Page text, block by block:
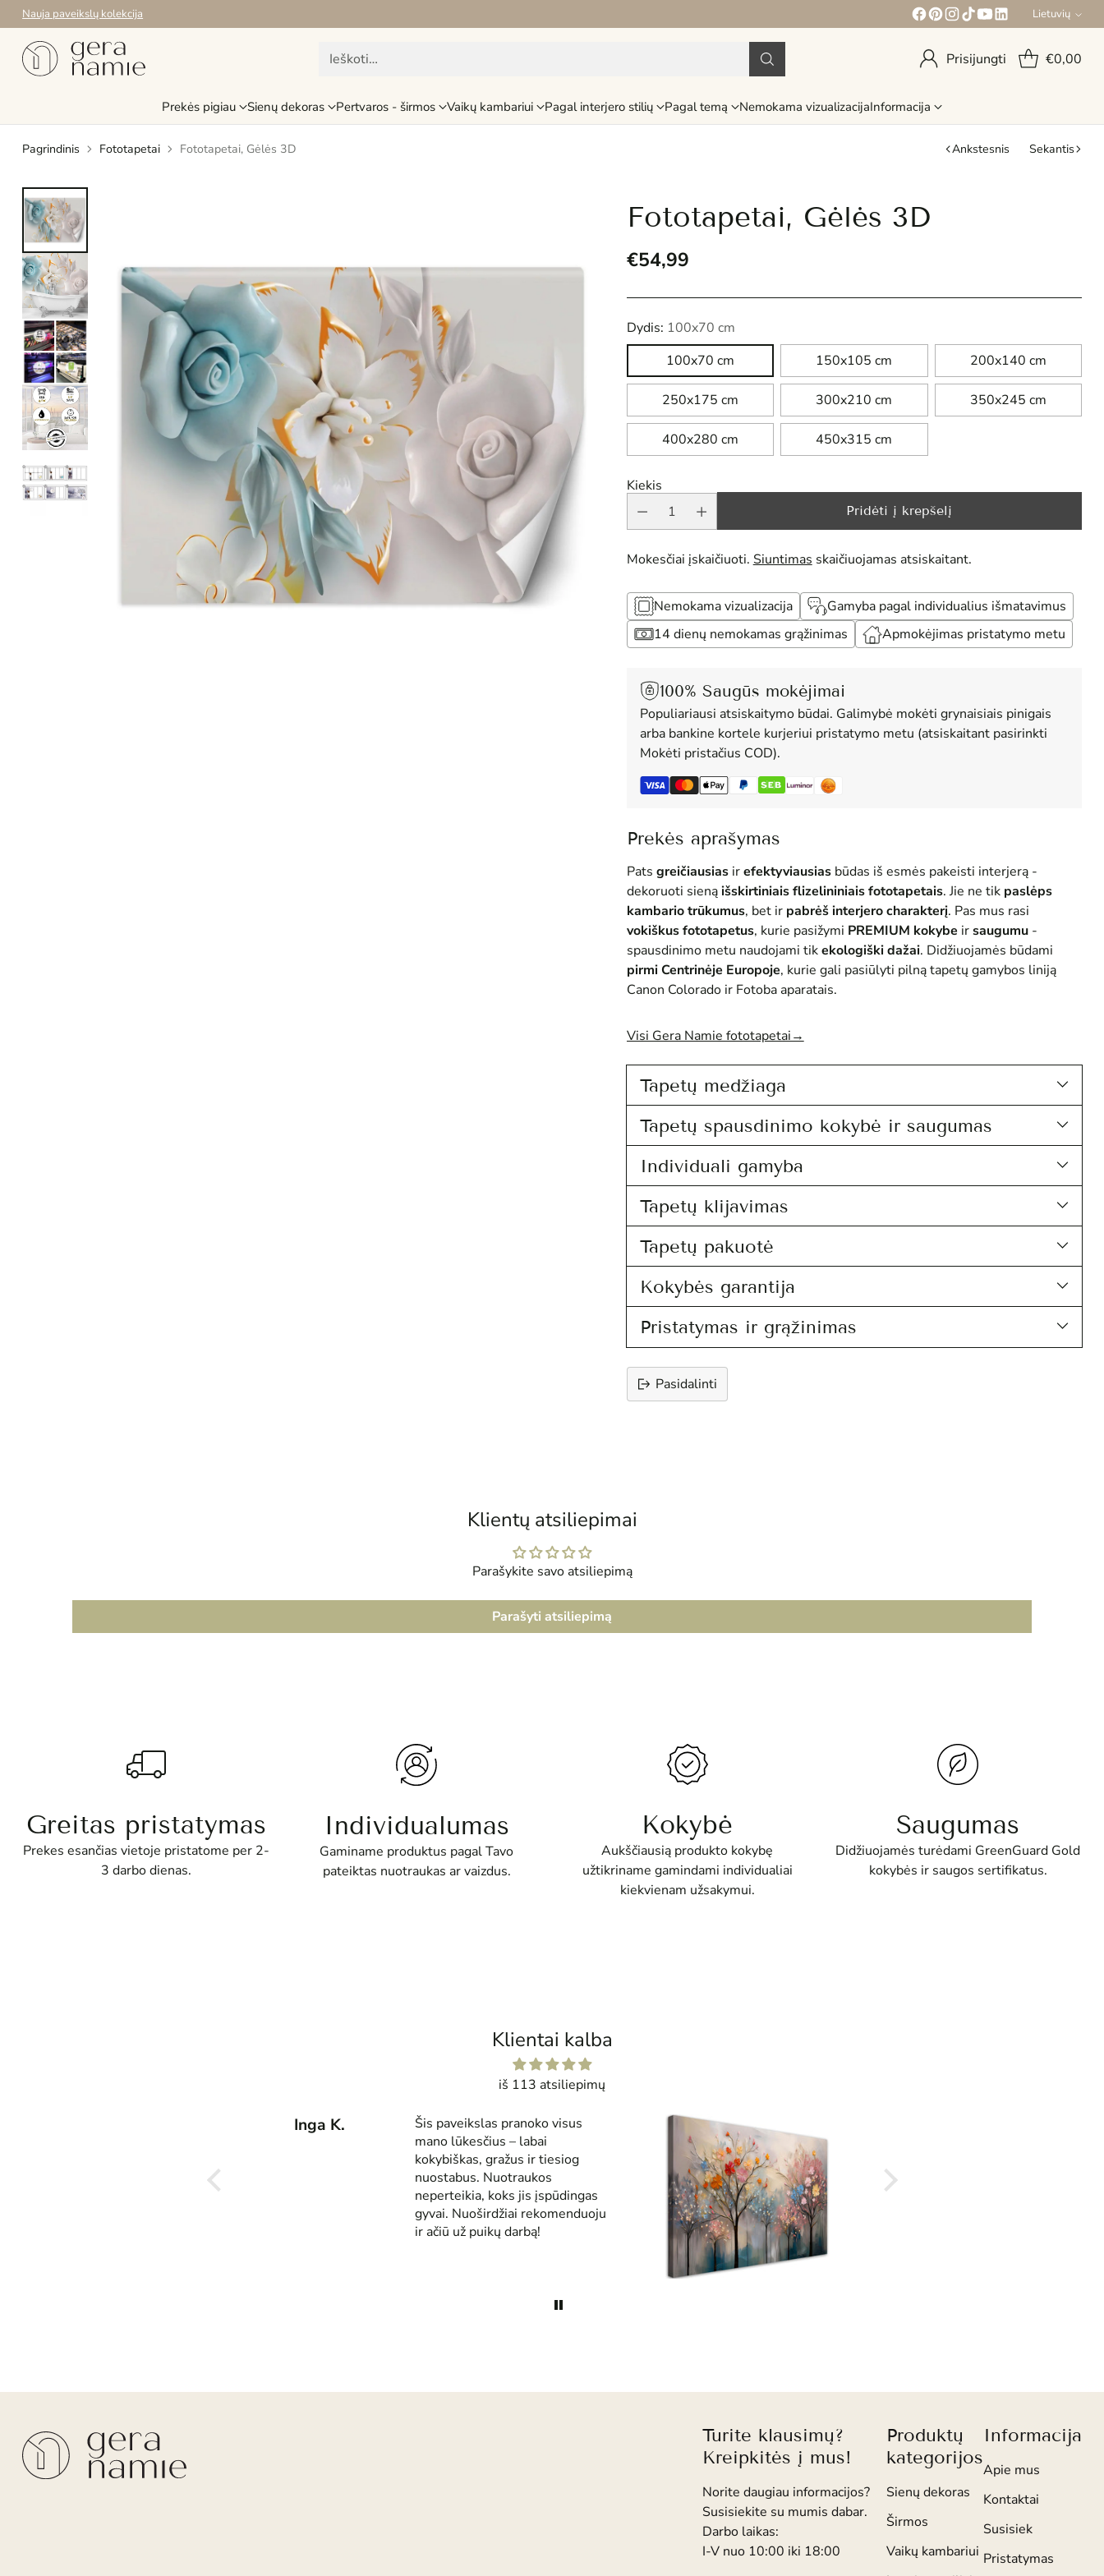
Ieškoti… Prisijungti €0,00
Prekės pigiau Sienų dekoras Pertvaros - širmos Vaikų kambariui Pagal interjero stilių Pagal temą Nemokama vizualizacijaInformacija
Nemokamas pristatymas Lietuvoje nuo 79.99 Eur Kalba
Lietuvių
Pagrindinis Fototapetai Fototapetai, Gėlės 3D Ankstesnis Sekantis
Fototapetai, Gėlės 3D
Reguliari
kaina
€54,99
Dydis: 100x70 cm
100x70 cm
150x105 cm 200x140 cm
250x175 cm 300x210 cm 350x245 cm
400x280 cm 450x315 cm
Kiekis
Pridėti į krepšelį
Mokesčiai įskaičiuoti. Siuntimas skaičiuojamas atsiskaitant.
Nemokama vizualizacija
Gamyba pagal individualius išmatavimus
14 dienų nemokamas grąžinimas
Apmokėjimas pristatymo metu
100% Saugūs mokėjimai
Populiariausi atsiskaitymo būdai. Galimybė mokėti grynaisiais pinigais
arba bankine kortele kurjeriui pristatymo metu (atsiskaitant pasirinkti
Mokėti pristačius COD).
Prekės aprašymas
Pats greičiausiasirefektyviausiasbūdas iš esmės pakeisti interjerą -
dekoruoti sieną išskirtiniais flizelininiais fototapetais. Jie ne tik paslėps
kambario trūkumus, bet ir pabrėš interjero charakterį. Pas mus rasi
vokiškus fototapetus, kurie pasižymi PREMIUM kokybe irsaugumu-
spausdinimo metu naudojami tikekologiški dažai. Didžiuojamės būdami
pirmi Centrinėje Europoje, kurie gali pasiūlyti pilną tapetų gamybos liniją
Canon Colorado ir Fotoba aparatais.
Visi Gera Namie fototapetai→
Tapetų medžiaga
Tapetų spausdinimo kokybė ir saugumas
Individuali gamyba
Tapetų klijavimas
Tapetų pakuotė
Kokybės garantija
Pristatymas ir grąžinimas
Pasidalinti
Klientų atsiliepimai
Parašykite savo atsiliepimą
Parašyti atsiliepimą
Greitas pristatymas
Prekes esančias vietoje pristatome per 2-
3 darbo dienas.
Individualumas
Gaminame produktus pagal Tavo
pateiktas nuotraukas ar vaizdus.
Kokybė
Aukščiausią produkto kokybę
užtikriname gamindami individualiai
kiekvienam užsakymui.
Saugumas
Didžiuojamės turėdami GreenGuard Gold
kokybės ir saugos sertifikatus.
Klientai kalba
iš 113 atsiliepimų
Inga K.
Šis paveikslas pranoko visus
mano lūkesčius – labai
kokybiškas, gražus ir tiesiog
nuostabus. Nuotraukos
neperteikia, koks jis įspūdingas
gyvai. Nuoširdžiai rekomenduoju
ir ačiū už puikų darbą!
Turite klausimų?
Kreipkitės į mus!
Norite daugiau informacijos?
Susisiekite su mumis dabar.
Darbo laikas:
I-V nuo 10:00 iki 18:00
Produktų
kategorijos
Sienų dekoras
Širmos
Vaikų kambariui
Informacija
Apie mus
Kontaktai
Susisiek
Pristatymas